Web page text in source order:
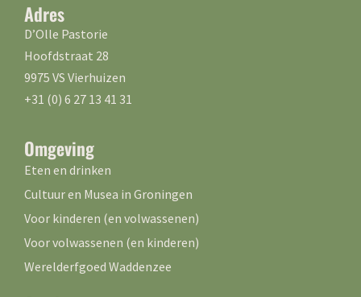
Adres
D’Olle Pastorie
Hoofdstraat 28
9975 VS Vierhuizen
+31 (0) 6 27 13 41 31
Omgeving
Eten en drinken
Cultuur en Musea in Groningen
Voor kinderen (en volwassenen)
Voor volwassenen (en kinderen)
Werelderfgoed Waddenzee